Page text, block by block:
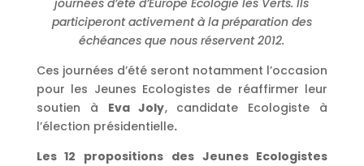
journées d’été d’Europe Ecologie les Verts. Ils
participeront activement à la préparation des
échéances que nous réservent 2012.
Ces journées d’été seront notamment l’occasion
pour les Jeunes Ecologistes de réaffirmer leur
soutien à Eva Joly, candidate Ecologiste à
l’élection présidentielle.
Les 12 propositions des Jeunes Ecologistes